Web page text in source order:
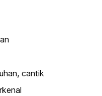
cantik